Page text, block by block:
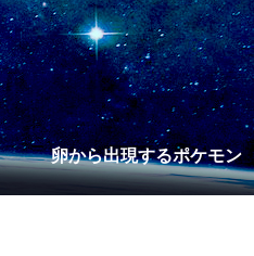
卵から出現するポケモン